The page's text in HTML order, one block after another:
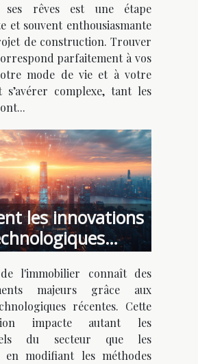
ses rêves est une étape
et souvent enthousiasmante
de construction. Trouver
parfaitement à vos
mode de vie et à votre
s’avérer complexe, tant les
les innovations
elles
l'immobilier ?
l'immobilier connaît des
majeurs grâce aux
récentes. Cette
impacte autant les
du secteur que les
en modifiant les méthodes